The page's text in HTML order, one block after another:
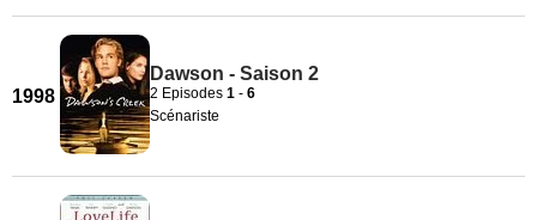
1998
Dawson - Saison 2
2 Episodes 1 - 6
Scénariste